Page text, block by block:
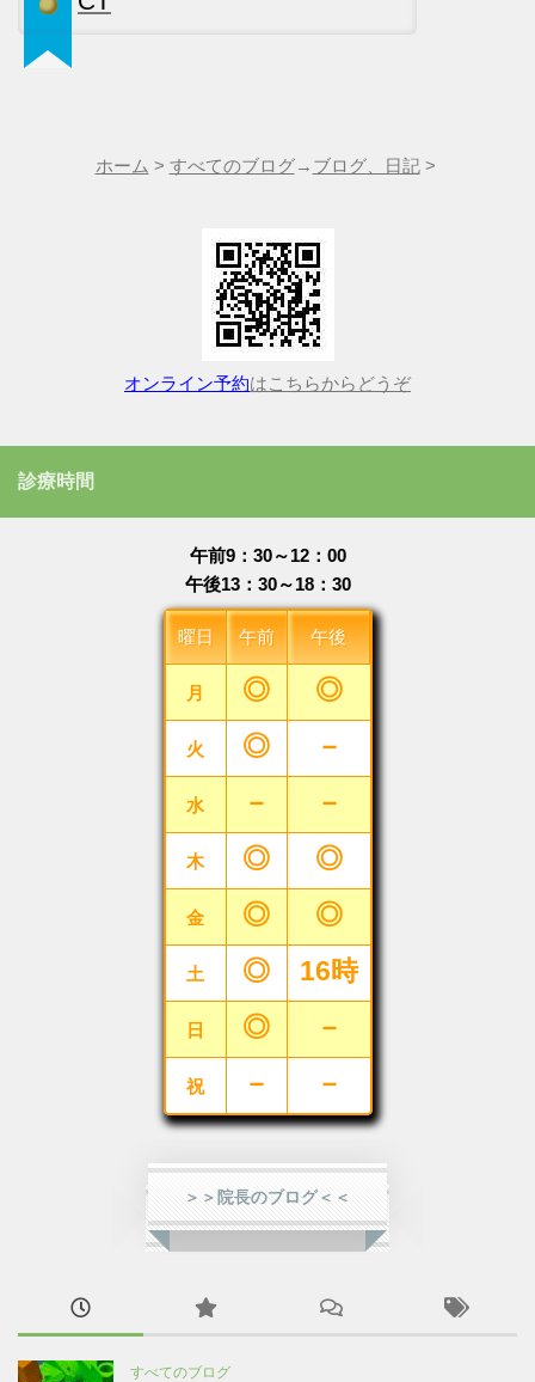
ホーム > すべてのブログ→ ブログ、日記>
オンライン予約はこちらからどうぞ
診療時間
午前9：30～12：00
午後13：30～18：30
曜日 午前 午後
月 ◎ ◎
火 ◎ －
水 － －
木 ◎ ◎
金 ◎ ◎
土 ◎ 16時
日 ◎ －
祝 － －
＞＞院長のブログ＜＜
すべてのブログ